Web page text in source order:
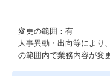
変更の範囲：有
人事異動・出向等により
の範囲内で業務内容が変